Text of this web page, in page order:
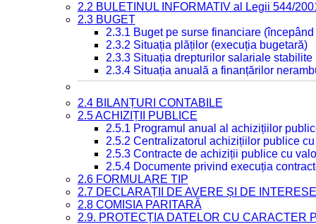
2.2 BULETINUL INFORMATIV al Legii 544/
2.3 BUGET
2.3.1 Buget pe surse financiare
2.3.2 Situația plăților (execuția bugetară)
2.3.3 Situația drepturilor salariale
2.3.4 Situația anuală a finanțărilor
2.4 BILANȚURI CONTABILE
2.5 ACHIZIȚII PUBLICE
2.5.1 Programul anual al achizițiilor
2.5.2 Centralizatorul achizițiilor publice
2.5.3 Contracte de achiziții publice cu
2.5.4 Documente privind execuția
2.6 FORMULARE TIP
2.7 DECLARAȚII DE AVERE ȘI DE INTERESE
2.8 COMISIA PARITARĂ
2.9. PROTECȚIA DATELOR CU CARACTER